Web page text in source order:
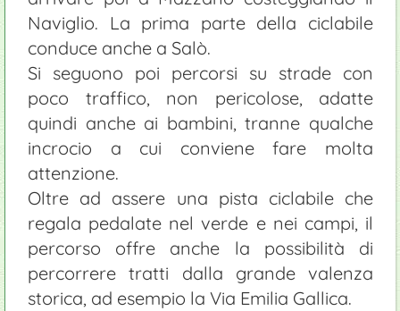
Naviglio. La prima parte della ciclabile
conduce anche a Salò.
Si seguono poi percorsi su strade con
poco traffico, non pericolose, adatte
quindi anche ai bambini, tranne qualche
incrocio a cui conviene fare molta
attenzione.
Oltre ad assere una pista ciclabile che
regala pedalate nel verde e nei campi, il
percorso offre anche la possibilità di
percorrere tratti dalla grande valenza
storica, ad esempio la Via Emilia Gallica.